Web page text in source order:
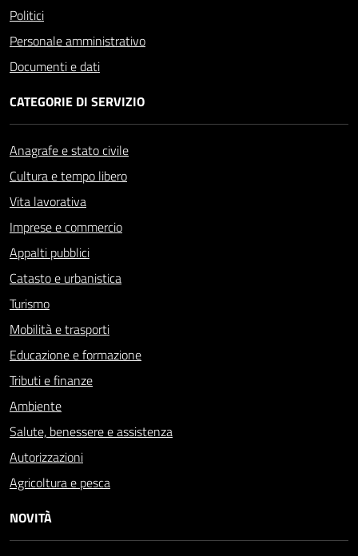
Politici
Personale amministrativo
Documenti e dati
CATEGORIE DI SERVIZIO
Anagrafe e stato civile
Cultura e tempo libero
Vita lavorativa
Imprese e commercio
Appalti pubblici
Catasto e urbanistica
Turismo
Mobilità e trasporti
Educazione e formazione
Tributi e finanze
Ambiente
Salute, benessere e assistenza
Autorizzazioni
Agricoltura e pesca
NOVITÀ